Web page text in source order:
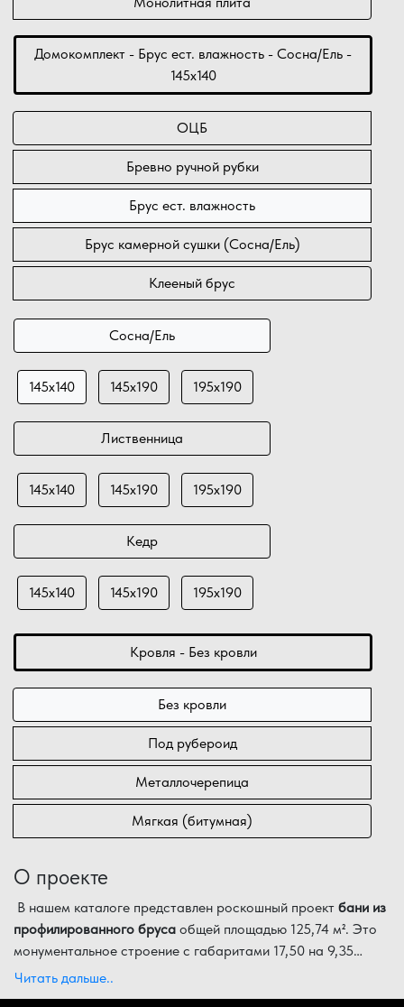
Домокомплект - Брус ест. влажность - Сосна/Ель -
145х140
ОЦБ
Бревно ручной рубки
Брус ест. влажность
Брус камерной сушки (Сосна/Ель)
Клееный брус
Сосна/Ель
145х140 145х190 195х190
Лиственница
145х140 145х190 195х190
Кедр
145х140 145х190 195х190
Кровля - Без кровли
Без кровли
Под рубероид
Металлочерепица
Мягкая (битумная)
О проекте
В нашем каталоге представлен роскошный проект бани из
профилированного бруса общей площадью 125,74 м². Это
монументальное строение с габаритами 17,50 на 9,35
метров объединяет в себе функции просторного жилого
Детальная экспликация помещений проекта:
Читать дальше..